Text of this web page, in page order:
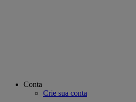
Conta
Crie sua conta